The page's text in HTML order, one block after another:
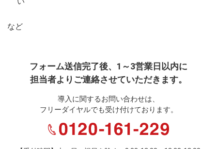
など
フォーム送信完了後、1～3営業日以内に
担当者よりご連絡させていただきます。
導入に関するお問い合わせは、
フリーダイヤルでも受け付けております。